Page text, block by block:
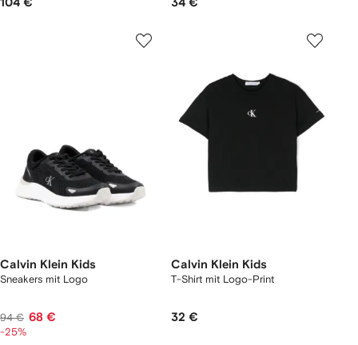
104 € 34 €
Calvin Klein Kids
Sneakers mit Logo
94 € 68 €
-25%
Calvin Klein Kids
T-Shirt mit Logo-Print
32 €